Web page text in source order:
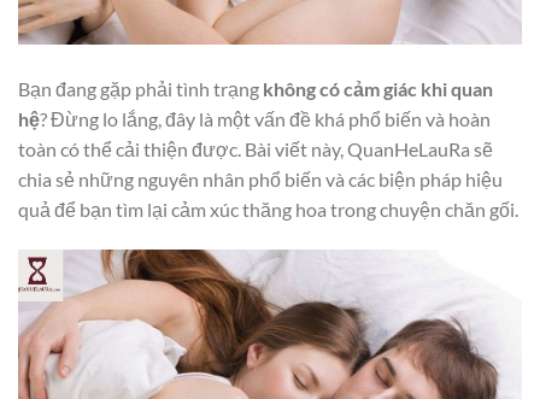
Bạn đang gặp phải tình trạng không có cảm giác khi quan
hệ? Đừng lo lắng, đây là một vấn đề khá phổ biến và hoàn
toàn có thể cải thiện được. Bài viết này, QuanHeLauRa sẽ
chia sẻ những nguyên nhân phổ biến và các biện pháp hiệu
quả để bạn tìm lại cảm xúc thăng hoa trong chuyện chăn gối.